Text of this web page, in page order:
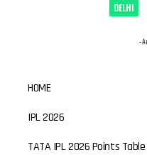
DELHI
-
HOME
IPL 2026
TATA IPL 2026 Points Table